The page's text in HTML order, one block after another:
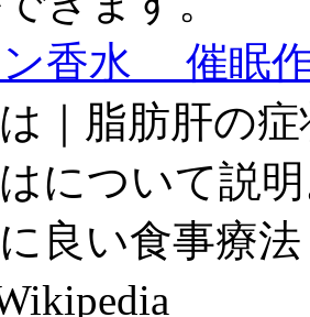
ン香水 催眠
｜脂肪肝の
について説
良い食事療